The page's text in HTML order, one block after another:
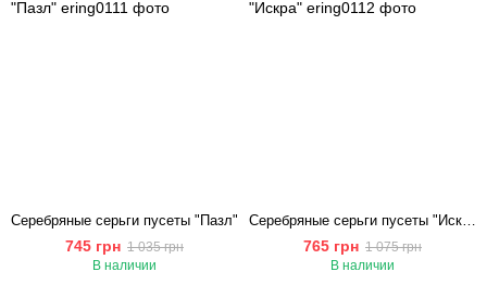
Cеребряные серьги пусеты "Пазл"
745 грн 1 035 грн
В наличии
Серебряные серьги пусеты "Искра"
765 грн 1 075 грн
В наличии